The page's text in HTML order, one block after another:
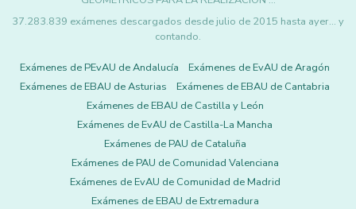
37.283.839 exámenes descargados desde julio de 2015 hasta ayer... y
contando.
Exámenes de PEvAU de Andalucía
Exámenes de EvAU de Aragón
Exámenes de EBAU de Asturias
Exámenes de EBAU de Cantabria
Exámenes de EBAU de Castilla y León
Exámenes de EvAU de Castilla-La Mancha
Exámenes de PAU de Cataluña
Exámenes de PAU de Comunidad Valenciana
Exámenes de EvAU de Comunidad de Madrid
Exámenes de EBAU de Extremadura